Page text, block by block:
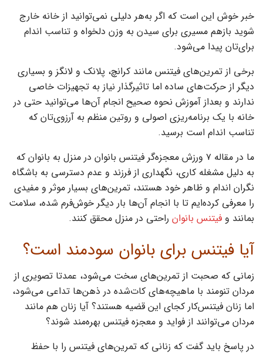
خبر خوش این است که اگر به‌هر دلیلی نمی‌توانید از خانه خارج
شوید بازهم مسیری برای سیدن به وزن دلخواه و تناسب اندام
برای‌تان پیدا می‌شود.
برخی از تمرین‌های فیتنس مانند کرانچ، پلانک و لانگز و بسیاری
دیگر از حرکت‌های ساده اما تاثیرگذار نیاز به تجهیزات خاصی
ندارند و بعداز آموزش نحوه صحیح انجام آن‌ها می‌توانید حتی در
خانه با یک برنامه‌ریزی اصولی و روتین منظم به آرزوی‌تان که
تناسب اندام است برسید.
ما در مقاله ۷ ورزش معجزه‌گر فیتنس بانوان در منزل به بانوان که
به دلیل مشغله کاری، نگهداری از فرزند و عدم دسترسی به باشگاه
نگران اندام و ظاهر خود هستند، تمرین‌های بسیار موثر و مفیدی
را معرفی کرده‌ایم تا با انجام آن‌ها بار دیگر خوش‌فرم شده، سلامت
بمانند و فیتنس بانوان راحتی در منزل محقق کنند.
آیا فیتنس برای بانوان سودمند است؟
زمانی که صحبت از تمرین‌های سخت می‌شود، عمدتا تصویری از
مردان تنومند با ماهیچه‌های کات‌شده در ذهن‌ها تداعی می‌شود،
اما زنان فیتنس‌کار کجای این قضیه هستند؟ آیا زنان هم مانند
مردان می‌توانند از فواید و معجزه فیتنس بهره‌مند شوند؟
در پاسخ باید گفت که زنانی که تمرین‌های فیتنس را با حفظ